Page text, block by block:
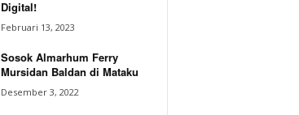
Digital!
Februari 13, 2023
Sosok Almarhum Ferry
Mursidan Baldan di Mataku
Desember 3, 2022